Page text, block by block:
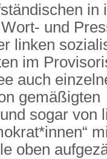
in
und
linken
im
auch
gemäßigten
sogar von
oben